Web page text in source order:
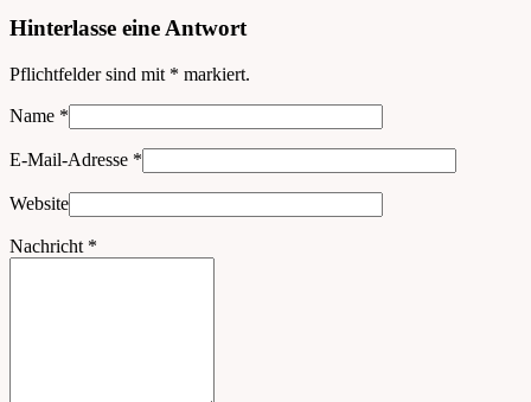
Hinterlasse eine Antwort
Pflichtfelder sind mit * markiert.
Name *
E-Mail-Adresse *
Website
Nachricht *